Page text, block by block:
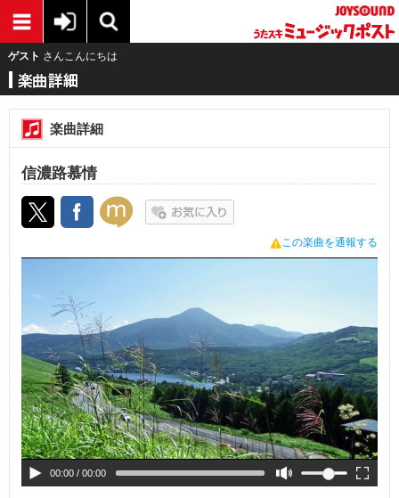
ゲスト さんこんにちは
楽曲詳細
信濃路慕情
この楽曲を通報する
00:00 / 00:00